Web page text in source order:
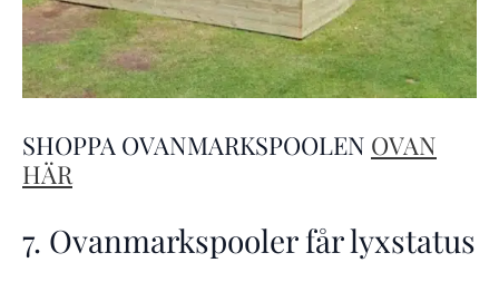
SHOPPA OVANMARKSPOOLEN OVAN
HÄR
7. Ovanmarkspooler får lyxstatus